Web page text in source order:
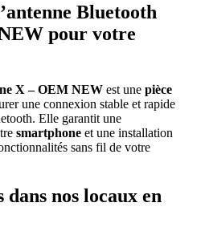
Bluetooth
pour votre
X – OEM NEW est une pièce
une connexion stable et rapide
Elle garantit une
smartphone et une installation
sans fil de votre
nos locaux en